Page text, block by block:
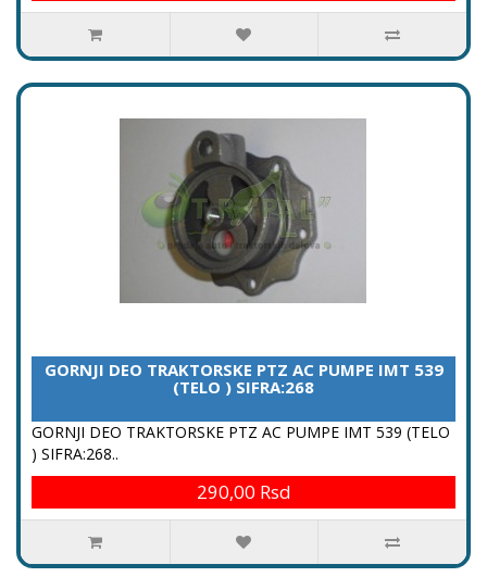
GORNJI DEO TRAKTORSKE PTZ AC PUMPE IMT 539
(TELO ) SIFRA:268
GORNJI DEO TRAKTORSKE PTZ AC PUMPE IMT 539 (TELO
) SIFRA:268..
290,00 Rsd